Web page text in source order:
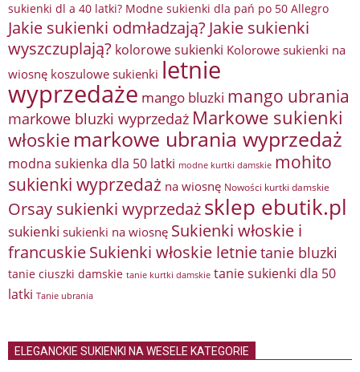
sukienki dl a 40 latki? Modne sukienki dla pań po 50 Allegro
Jakie sukienki odmładzają? Jakie sukienki
wyszczuplają? kolorowe sukienki Kolorowe sukienki na
wiosnę koszulowe sukienki letnie
wyprzedaże mango bluzki mango ubrania
markowe bluzki wyprzedaż Markowe sukienki
włoskie markowe ubrania wyprzedaż
modna sukienka dla 50 latki modne kurtki damskie mohito
sukienki wyprzedaż na wiosnę Nowości kurtki damskie
Orsay sukienki wyprzedażsklep ebutik.pl
sukienki sukienki na wiosnę Sukienki włoskie i
francuskieSukienki włoskie letnietanie bluzki
tanie ciuszki damskie tanie kurtki damskie tanie sukienki dla 50
latki Tanie ubrania
ELEGANCKIE SUKIENKI NA WESELE KATEGORIE